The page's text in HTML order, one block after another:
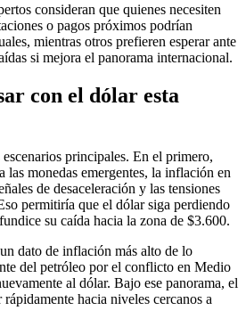
consideran que quienes necesiten
o pagos próximos podrían
mientras otros prefieren esperar ante
si mejora el panorama internacional.
con el dólar esta
principales. En el primero,
las monedas emergentes, la inflación en
de desaceleración y las tensiones
permitiría que el dólar siga perdiendo
su caída hacia la zona de $3.600.
dato de inflación más alto de lo
del petróleo por el conflicto en Medio
al dólar. Bajo ese panorama, el
hacia niveles cercanos a